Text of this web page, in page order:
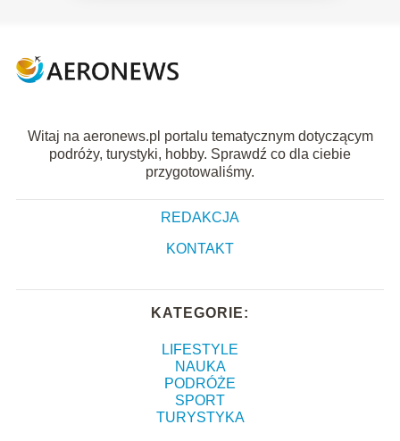
Witaj na aeronews.pl portalu tematycznym dotyczącym
podróży, turystyki, hobby. Sprawdź co dla ciebie
przygotowaliśmy.
REDAKCJA
KONTAKT
KATEGORIE:
LIFESTYLE
NAUKA
PODRÓŻE
SPORT
TURYSTYKA